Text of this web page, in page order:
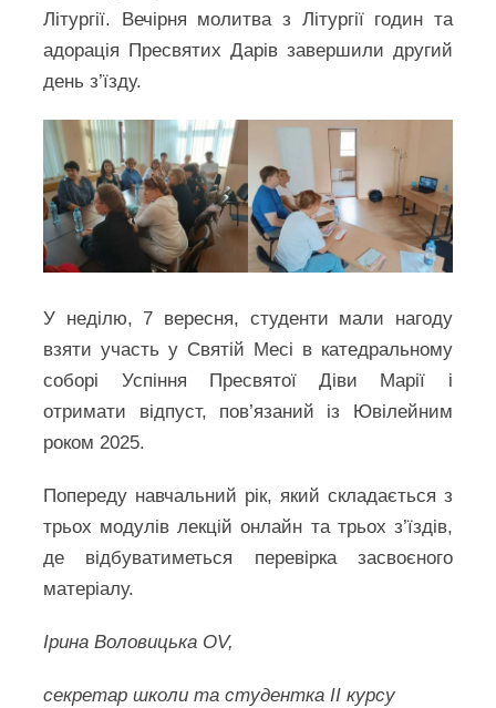
Літургії. Вечірня молитва з Літургії годин та
адорація Пресвятих Дарів завершили другий
день з’їзду.
У неділю, 7 вересня, студенти мали нагоду
взяти участь у Святій Месі в катедральному
соборі Успіння Пресвятої Діви Марії і
отримати відпуст, пов’язаний із Ювілейним
роком 2025.
Попереду навчальний рік, який складається з
трьох модулів лекцій онлайн та трьох з’їздів,
де відбуватиметься перевірка засвоєного
матеріалу.
Ірина Воловицька OV,
секретар школи та студентка ІІ курсу